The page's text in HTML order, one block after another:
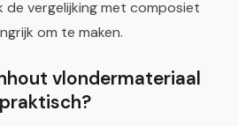
de vergelijking met composiet
om te maken.
vlondermateriaal